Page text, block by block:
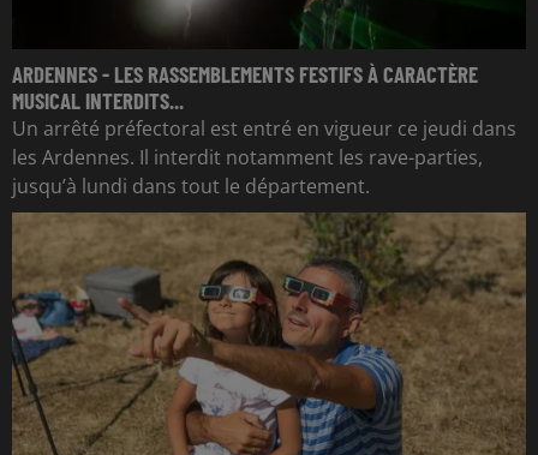
ARDENNES - LES RASSEMBLEMENTS FESTIFS À CARACTÈRE
MUSICAL INTERDITS...
Un arrêté préfectoral est entré en vigueur ce jeudi dans
les Ardennes. Il interdit notamment les rave-parties,
jusqu’à lundi dans tout le département.